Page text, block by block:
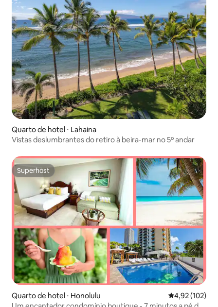
Quarto de hotel ⋅ Lahaina
Vistas deslumbrantes do retiro à beira-mar no 5º andar
Superhost
Superhost
Quarto de hotel ⋅ Honolulu 4,92 de uma
4,92 (102)